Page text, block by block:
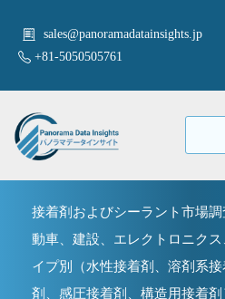
sales@panoramadatainsights.jp
+81-5050505761
接着剤およびシーラント市場
動車、建設、エレクトロニク
イプ別（水性接着剤、溶剤系
剤、感圧接着剤、構造用接着